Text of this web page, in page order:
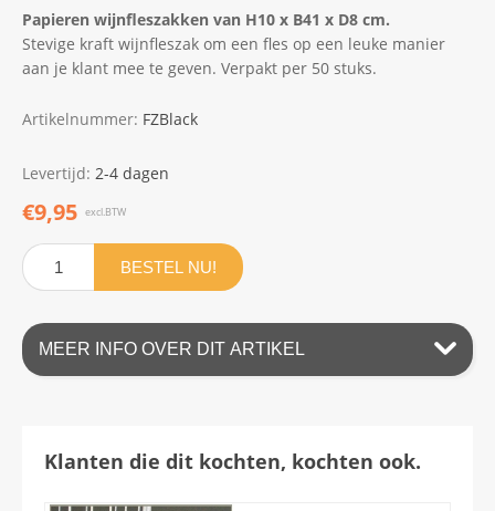
Papieren wijnfleszakken van H10 x B41 x D8 cm.
Stevige kraft wijnfleszak om een fles op een leuke manier
aan je klant mee te geven. Verpakt per 50 stuks.
Artikelnummer: FZBlack
Levertijd: 2-4 dagen
€9,95 excl.BTW
BESTEL NU!
MEER INFO OVER DIT ARTIKEL
Klanten die dit kochten, kochten ook.